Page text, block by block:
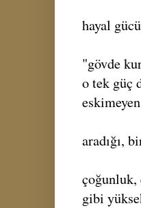
hayal
"gövde
o tek güç
aradığı,
çoğunluk,
gibi